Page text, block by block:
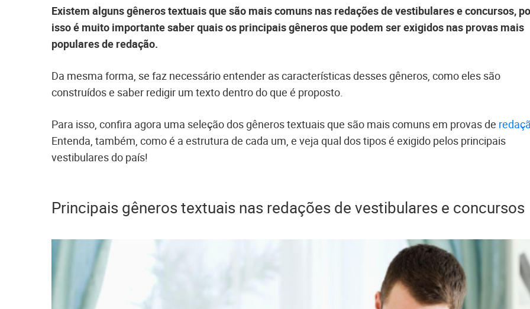
Existem alguns gêneros textuais que são mais comuns nas redações de vestibulares e concursos,
isso é muito importante saber quais os principais gêneros que podem ser exigidos nas provas mais
populares de redação.
Da mesma forma, se faz necessário entender as características desses gêneros, como eles são
construídos e saber redigir um texto dentro do que é proposto.
Para isso, confira agora uma seleção dos gêneros textuais que são mais comuns em provas de
Entenda, também, como é a estrutura de cada um, e veja qual dos tipos é exigido pelos principais
vestibulares do país!
Principais gêneros textuais nas redações de vestibulares e concursos